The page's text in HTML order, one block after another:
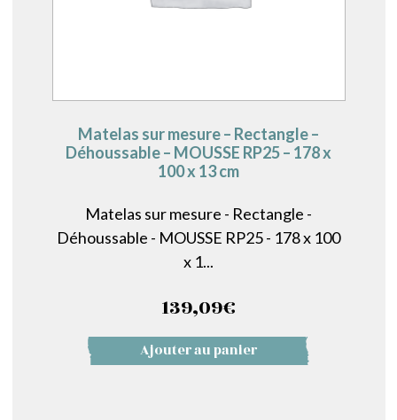
Matelas sur mesure – Rectangle –
Déhoussable – MOUSSE RP25 – 178 x
100 x 13 cm
Matelas sur mesure - Rectangle -
Déhoussable - MOUSSE RP25 - 178 x 100
x 1...
139,09€
Ajouter au panier